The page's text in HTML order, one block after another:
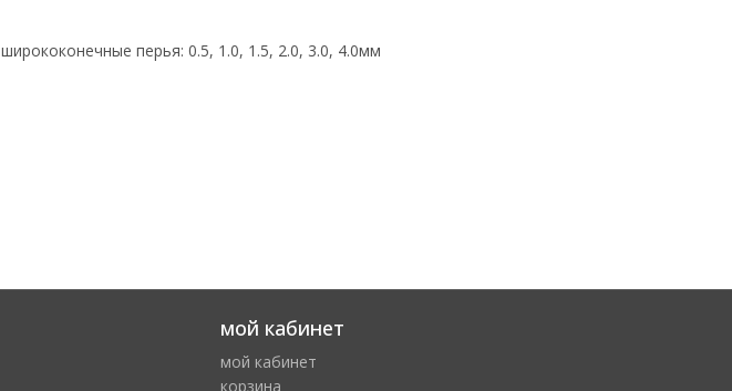
перья: 0.5, 1.0, 1.5, 2.0, 3.0, 4.0мм
мой кабинет
мой кабинет
корзина